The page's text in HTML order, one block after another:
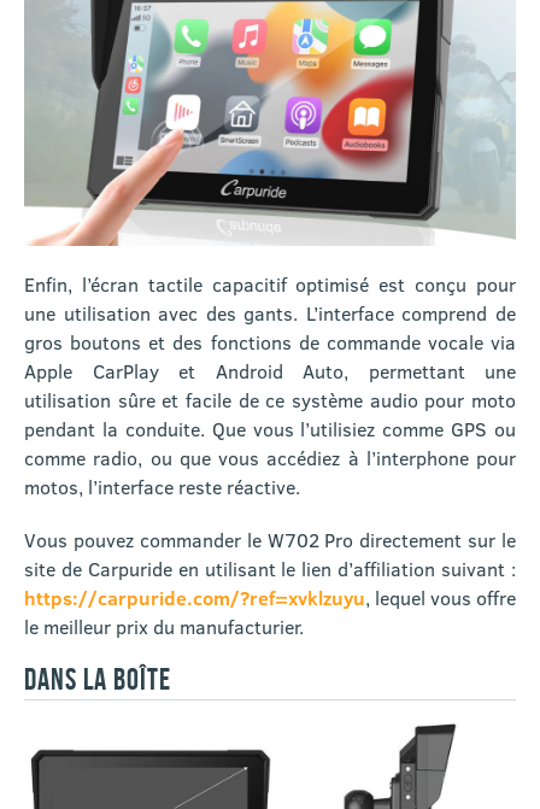
Enfin, l’écran tactile capacitif optimisé est conçu pour
une utilisation avec des gants. L’interface comprend de
gros boutons et des fonctions de commande vocale via
Apple CarPlay et Android Auto, permettant une
utilisation sûre et facile de ce système audio pour moto
pendant la conduite. Que vous l’utilisiez comme GPS ou
comme radio, ou que vous accédiez à l’interphone pour
motos, l’interface reste réactive.
Vous pouvez commander le W702 Pro directement sur le
site de Carpuride en utilisant le lien d’affiliation suivant :
https://carpuride.com/?ref=xvklzuyu, lequel vous offre
le meilleur prix du manufacturier.
DANS LA BOÎTE